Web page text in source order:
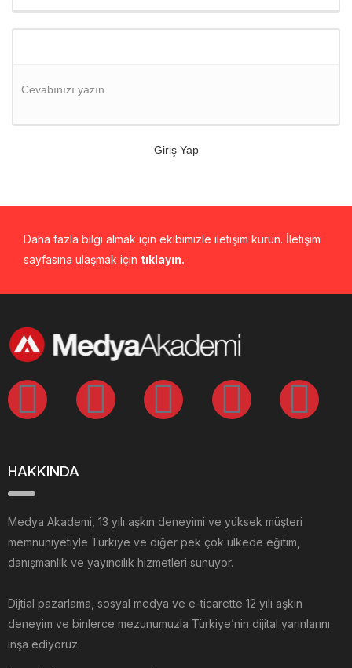
Cevabınızı yazın.
Giriş Yap
Daha fazla bilgi almak için ekibimizle iletişim kurun. İletişim
sayfasına ulaşmak için tıklayın.
HAKKINDA
Medya Akademi, 13 yılı aşkın deneyimi ve yüksek müşteri
memnuniyetiyle Türkiye ve diğer pek çok ülkede eğitim,
danışmanlık ve yayıncılık hizmetleri sunuyor.
Dijtial pazarlama, sosyal medya ve e-ticarette 12 yılı aşkın
deneyim ve binlerce mezunumuzla Türkiye’nin dijital yarınlarını
inşa ediyoruz.